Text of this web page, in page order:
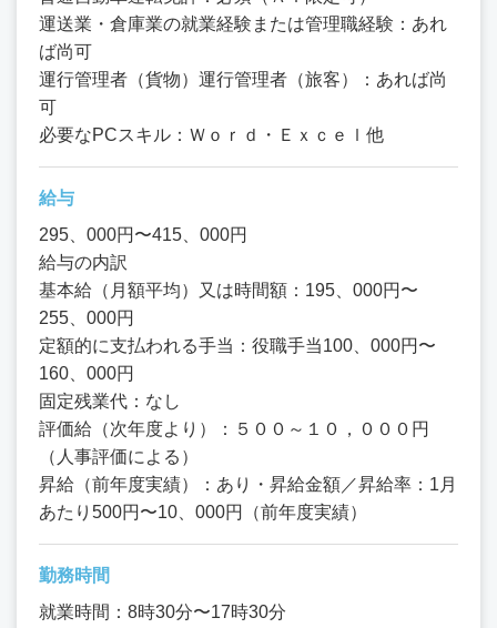
運送業・倉庫業の就業経験または管理職経験：あれ
ば尚可
運行管理者（貨物）運行管理者（旅客）：あれば尚
可
必要なPCスキル：Ｗｏｒｄ・Ｅｘｃｅｌ他
給与
295、000円〜415、000円
給与の内訳
基本給（月額平均）又は時間額：195、000円〜
255、000円
定額的に支払われる手当：役職手当100、000円〜
160、000円
固定残業代：なし
評価給（次年度より）：５００～１０，０００円
（人事評価による）
昇給（前年度実績）：あり・昇給金額／昇給率：1月
あたり500円〜10、000円（前年度実績）
勤務時間
就業時間：8時30分〜17時30分